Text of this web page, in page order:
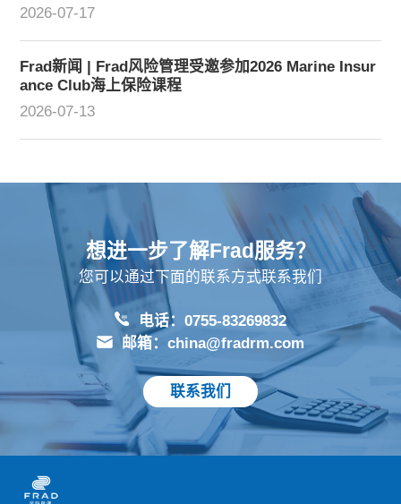
2026-07-17
Frad新闻 | Frad风险管理受邀参加2026 Marine Insur
ance Club海上保险课程
2026-07-13
想进一步了解Frad服务？
您可以通过下面的联系方式联系我们
电话：0755-83269832
邮箱：china@fradrm.com
联系我们